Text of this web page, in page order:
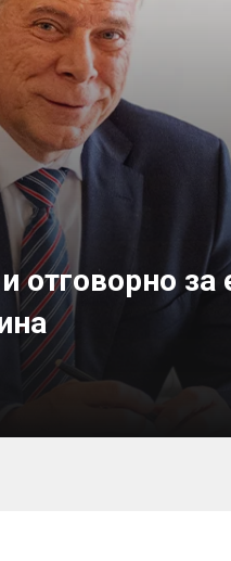
отговорно за